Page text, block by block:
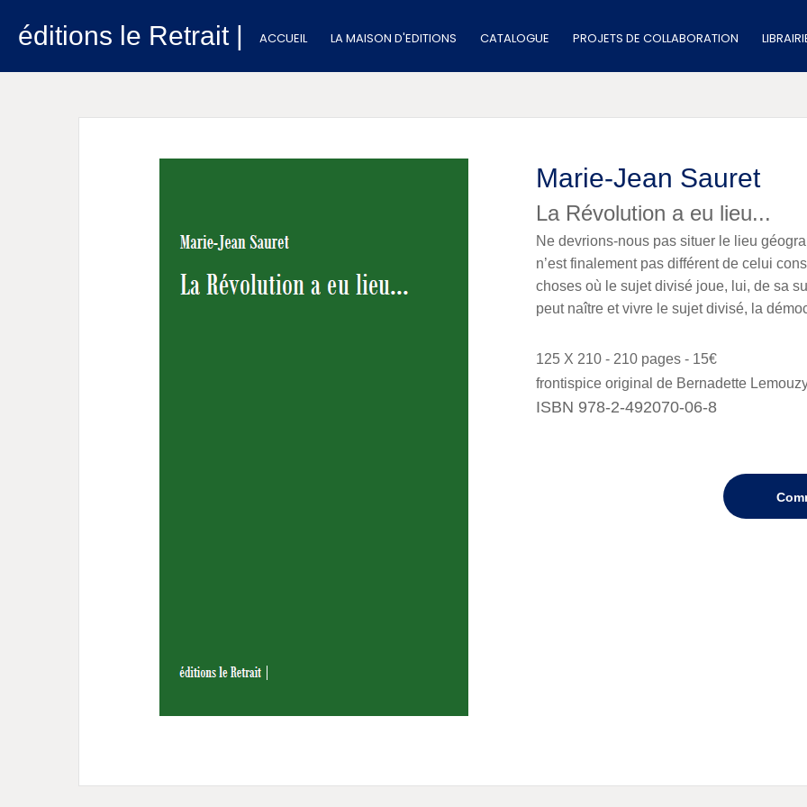
éditions le Retrait | ACCUEIL LA MAISON D'EDITIONS CATALOGUE PROJETS DE COLLABORATION
Marie-Jean Sauret
La Révolution a eu lieu...
Ne devrions-nous pas situer le lieu
n’est finalement pas différent de celui
choses où le sujet divisé joue, lui, de sa
peut naître et vivre le sujet divisé, la
125 X 210 - 210 pages - 15€
frontispice original de Bernadette
ISBN 978-2-492070-06-8